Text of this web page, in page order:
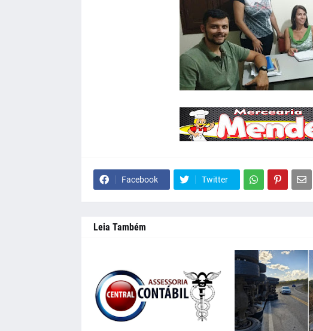
Facebook Twitter
Leia Também